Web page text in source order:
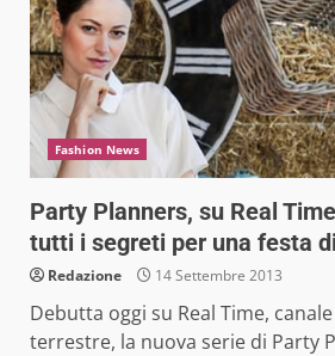
Fashion News
Party Planners, su Real
tutti i segreti per una festa
Redazione 14 Settembre 2013
Debutta oggi su Real Time,
terrestre, la nuova serie di Party